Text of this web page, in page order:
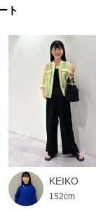
M）
KEIKO
152cm